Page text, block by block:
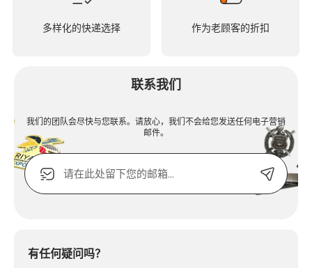
多样化的快递选择 作为老顾客的折扣
联系我们
我们的团队会尽快与您联系。请放心，我们不会给您发送任何电子营销
邮件。
电
子
邮
电
有任何疑问吗？